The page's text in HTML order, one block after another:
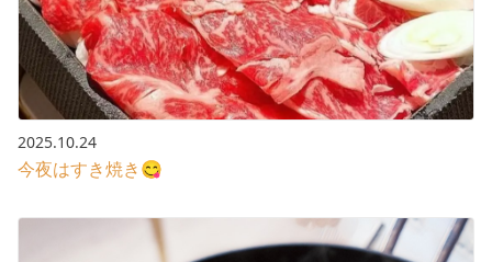
2025.10.24
今夜はすき焼き😋